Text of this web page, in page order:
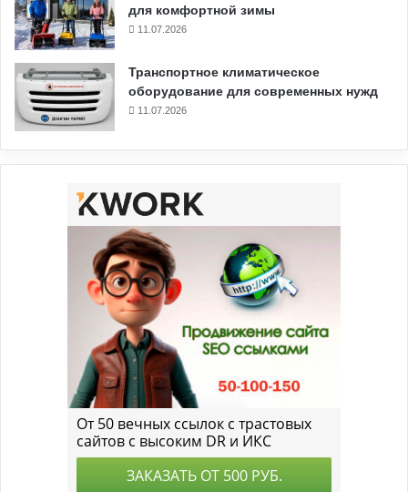
для комфортной зимы
11.07.2026
Транспортное климатическое
оборудование для современных нужд
11.07.2026